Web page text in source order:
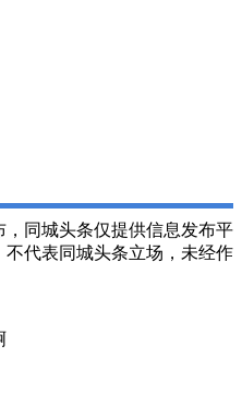
同城头条仅提供信息发布平
代表同城头条立场，未经作